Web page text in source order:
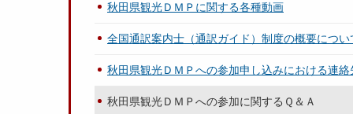
秋田県観光ＤＭＰに関する各種動画
全国通訳案内士（通訳ガイド）制度の概要につい
秋田県観光ＤＭＰへの参加申し込みにおける連絡
秋田県観光ＤＭＰへの参加に関するＱ＆Ａ